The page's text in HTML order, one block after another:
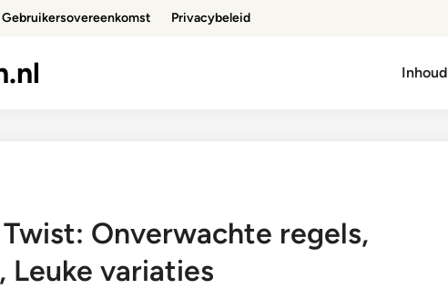
Gebruikersovereenkomst Privacybeleid
Inhoud
Onverwachte regels,
Leuke variaties